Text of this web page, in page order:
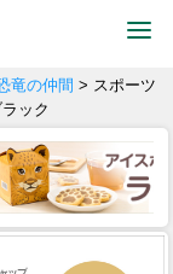
竜の仲間 > スポーツ
ック